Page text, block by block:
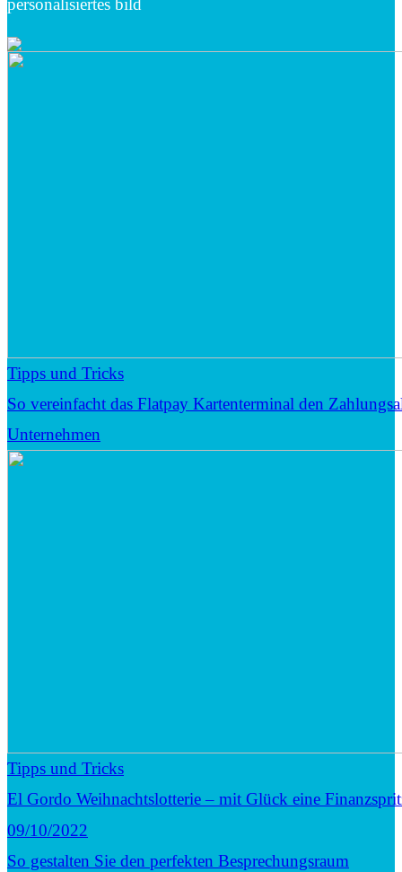
personalisiertes bild
Tipps und Tricks
So vereinfacht das Flatpay Kartenterminal den
Unternehmen
Tipps und Tricks
El Gordo Weihnachtslotterie – mit Glück eine
09/10/2022
So gestalten Sie den perfekten Besprechungsraum